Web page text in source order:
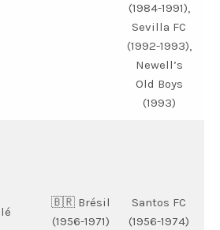
(1984-1991),
Sevilla FC
(1992-1993),
Newell’s
Old Boys
(1993)
🇧🇷 Brésil
(1956-1971)
Santos FC
(1956-1974)